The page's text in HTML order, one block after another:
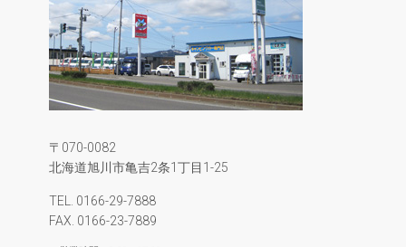
〒070-0082
北海道旭川市亀吉2条1丁目1-25
TEL. 0166-29-7888
FAX. 0166-23-7889